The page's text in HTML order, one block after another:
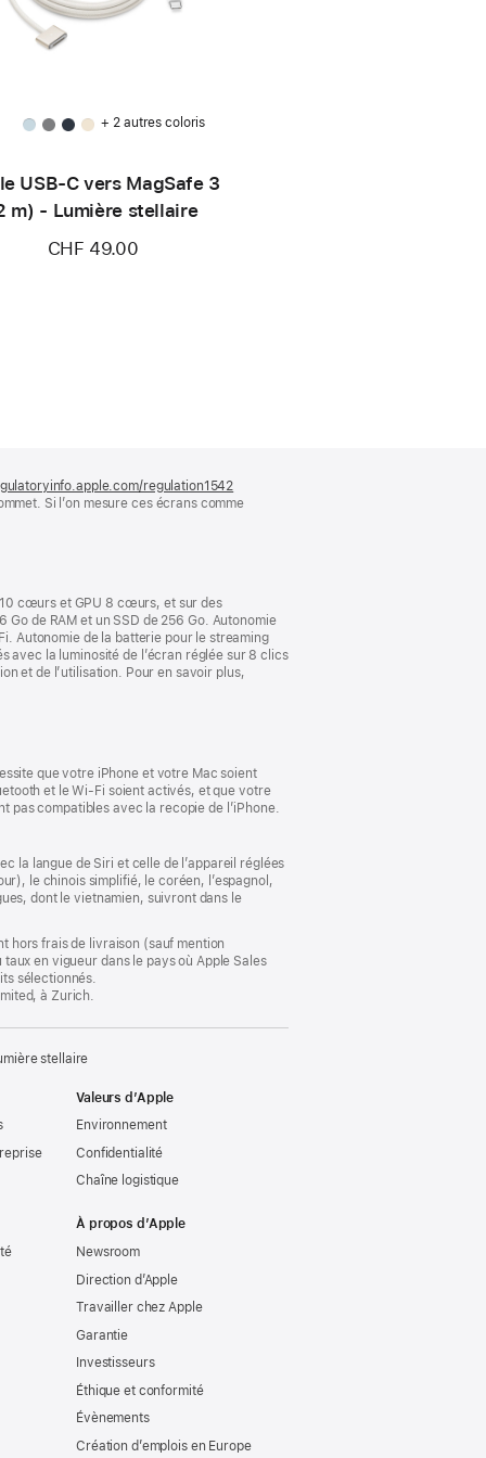
+ 2 autres coloris
USB-C vers MagSafe 3
m) - Lumière stellaire
CHF 49.00
regulation1542
dans
Si l’on mesure ces écrans comme
10 cœurs et GPU 8 cœurs, et sur des
de RAM et un SSD de 256 Go. Autonomie
Autonomie de la batterie pour le streaming
avec la luminosité de l’écran réglée sur 8 clics
et de l’utilisation. Pour en savoir plus,
que votre iPhone et votre Mac soient
et le Wi-Fi soient activés, et que votre
pas compatibles avec la recopie de l’iPhone.
la langue de Siri et celle de l’appareil réglées
le chinois simplifié, le coréen, l’espagnol,
dont le vietnamien, suivront dans le
hors frais de livraison (sauf mention
en vigueur dans le pays où Apple Sales
sélectionnés.
à Zurich.
stellaire
Valeurs d’Apple
Environnement
Confidentialité
Chaîne logistique
À propos d’Apple
Newsroom
Direction d’Apple
Travailler chez Apple
Garantie
Investisseurs
Éthique et conformité
Évènements
Création d’emplois en Europe